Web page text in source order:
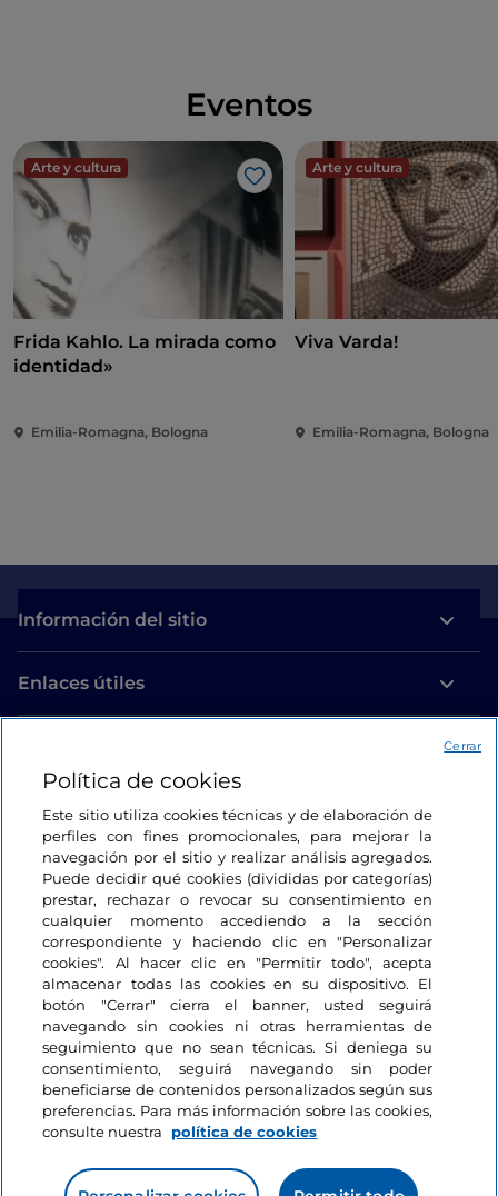
Eventos
Arte y cultura
Me gusta
Frida Kahlo. La mirada como
identidad»
Emilia-Romagna, Bologna
Arte y cultura
Viva Varda!
Emilia-Romagna, Bologna
Información del sitio
Enlaces útiles
Estamos en contacto
Política de cookies
Este sitio utiliza cookies técnicas y de elaboración de
perfiles con fines promocionales, para mejorar la
navegación por el sitio y realizar análisis agregados.
Puede decidir qué cookies (divididas por categorías)
prestar, rechazar o revocar su consentimiento en
cualquier momento accediendo a la sección
correspondiente y haciendo clic en "Personalizar
cookies". Al hacer clic en "Permitir todo", acepta
almacenar todas las cookies en su dispositivo. El
botón "Cerrar" cierra el banner, usted seguirá
navegando sin cookies ni otras herramientas de
seguimiento que no sean técnicas. Si deniega su
consentimiento, seguirá navegando sin poder
beneficiarse de contenidos personalizados según sus
preferencias. Para más información sobre las cookies,
consulte nuestra
política de cookies
Cerrar